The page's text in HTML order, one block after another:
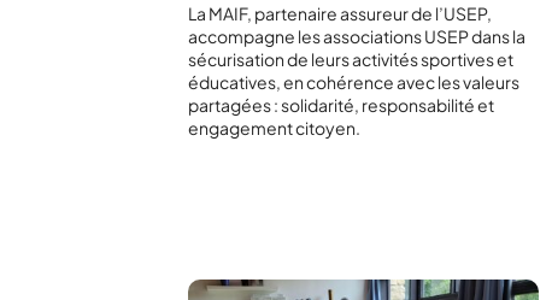
La MAIF, partenaire assureur de l’USEP,
accompagne les associations USEP dans la
sécurisation de leurs activités sportives et
éducatives, en cohérence avec les valeurs
partagées : solidarité, responsabilité et
engagement citoyen.